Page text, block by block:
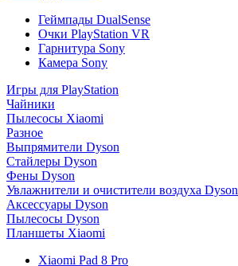
Геймпады DualSense
Очки PlayStation VR
Гарнитура Sony
Камера Sony
Игры для PlayStation
Чайники
Пылесосы Xiaomi
Разное
Выпрямители Dyson
Стайлеры Dyson
Фены Dyson
Увлажнители и очистители воздуха Dyson
Аксессуары Dyson
Пылесосы Dyson
Планшеты Xiaomi
Xiaomi Pad 8 Pro